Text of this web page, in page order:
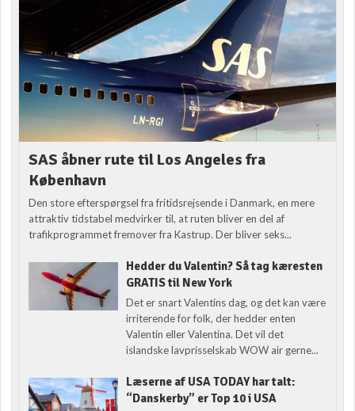
SAS åbner rute til Los Angeles fra
København
Den store efterspørgsel fra fritidsrejsende i Danmark, en mere
attraktiv tidstabel medvirker til, at ruten bliver en del af
trafikprogrammet fremover fra Kastrup. Der bliver seks...
Hedder du Valentin? Så tag kæresten
GRATIS til New York
Det er snart Valentins dag, og det kan være
irriterende for folk, der hedder enten
Valentin eller Valentina. Det vil det
islandske lavprisselskab WOW air gerne...
Læserne af USA TODAY har talt:
“Danskerby” er Top 10 i USA